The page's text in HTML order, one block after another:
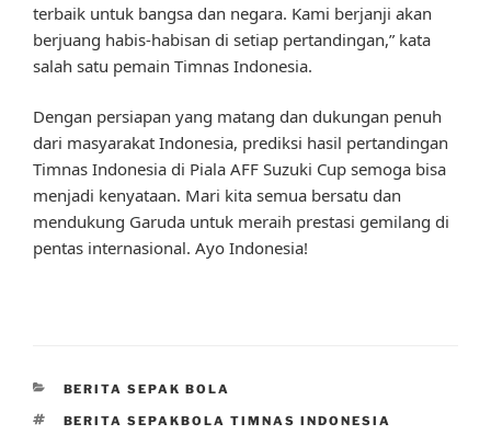
terbaik untuk bangsa dan negara. Kami berjanji akan
berjuang habis-habisan di setiap pertandingan,” kata
salah satu pemain Timnas Indonesia.
Dengan persiapan yang matang dan dukungan penuh
dari masyarakat Indonesia, prediksi hasil pertandingan
Timnas Indonesia di Piala AFF Suzuki Cup semoga bisa
menjadi kenyataan. Mari kita semua bersatu dan
mendukung Garuda untuk meraih prestasi gemilang di
pentas internasional. Ayo Indonesia!
CATEGORIES
BERITA SEPAK BOLA
TAGS
BERITA SEPAKBOLA TIMNAS INDONESIA